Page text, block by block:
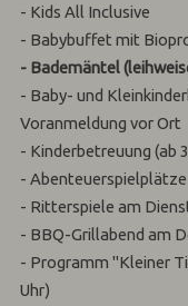
- Kids All Inclusive
- Babybuffet mit
- Bademäntel
- Baby- und
Voranmeldung vor Ort
- Kinderbetreuung (ab
- Abenteuerspielplätze
- Ritterspiele am
- BBQ-Grillabend am
- Programm "Kleiner
Uhr)